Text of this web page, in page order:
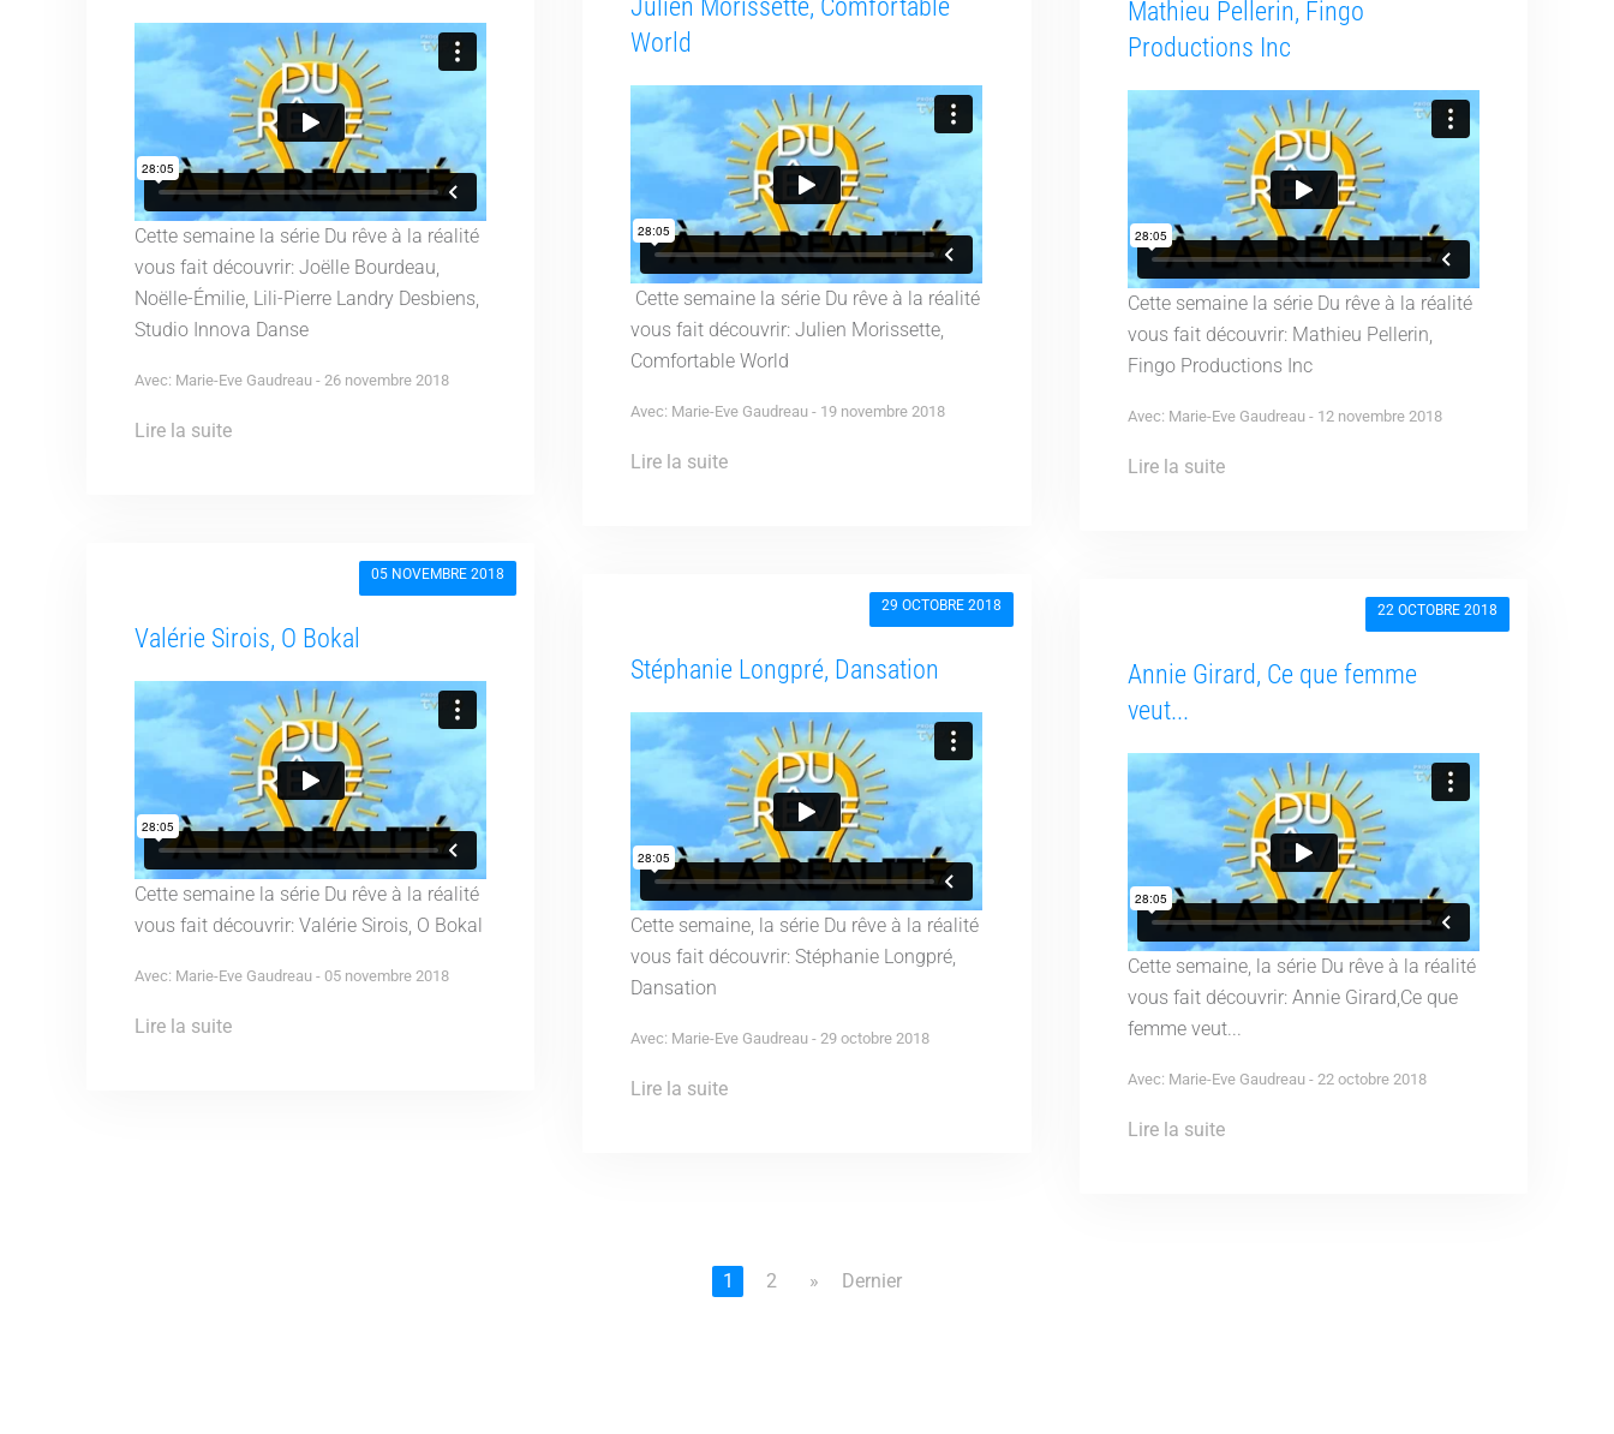
Cette semaine la série Du rêve à la réalité
vous fait découvrir: Joëlle Bourdeau,
Noëlle-Émilie, Lili-Pierre Landry Desbiens,
Studio Innova Danse
Avec: Marie-Eve Gaudreau - 26 novembre 2018
Lire la suite
05 NOVEMBRE 2018
Valérie Sirois, O Bokal
Cette semaine la série Du rêve à la réalité
vous fait découvrir: Valérie Sirois, O Bokal
Avec: Marie-Eve Gaudreau - 05 novembre 2018
Lire la suite
Julien Morissette, Comfortable
World
Cette semaine la série Du rêve à la réalité
vous fait découvrir: Julien Morissette,
Comfortable World
Avec: Marie-Eve Gaudreau - 19 novembre 2018
Lire la suite
29 OCTOBRE 2018
Stéphanie Longpré, Dansation
Cette semaine, la série Du rêve à la réalité
vous fait découvrir: Stéphanie Longpré,
Dansation
Avec: Marie-Eve Gaudreau - 29 octobre 2018
Lire la suite
Mathieu Pellerin, Fingo
Productions Inc
Cette semaine la série Du rêve à la réalité
vous fait découvrir: Mathieu Pellerin,
Fingo Productions Inc
Avec: Marie-Eve Gaudreau - 12 novembre 2018
Lire la suite
22 OCTOBRE 2018
Annie Girard, Ce que femme
veut...
Cette semaine, la série Du rêve à la réalité
vous fait découvrir: Annie Girard,Ce que
femme veut...
Avec: Marie-Eve Gaudreau - 22 octobre 2018
Lire la suite
1 2 » Dernier